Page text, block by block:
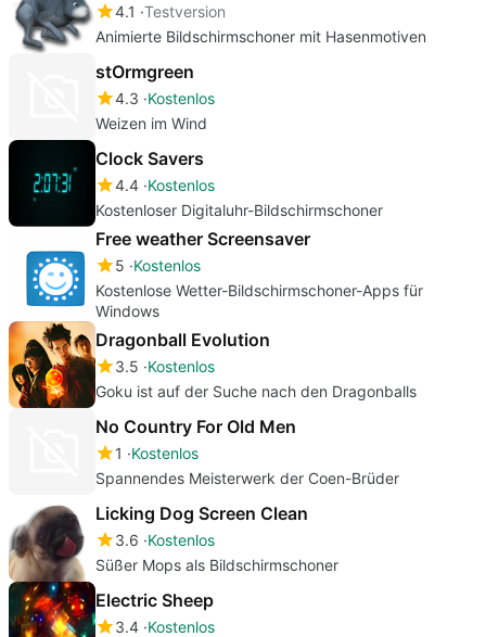
4.1 Testversion
Animierte Bildschirmschoner mit Hasenmotiven
stOrmgreen
4.3 Kostenlos
Weizen im Wind
Clock Savers
4.4 Kostenlos
Kostenloser Digitaluhr-Bildschirmschoner
Free weather Screensaver
5 Kostenlos
Kostenlose Wetter-Bildschirmschoner-Apps für
Windows
Dragonball Evolution
3.5 Kostenlos
Goku ist auf der Suche nach den Dragonballs
No Country For Old Men
1
Kostenlos
Spannendes Meisterwerk der Coen-Brüder
Licking Dog Screen Clean
3.6 Kostenlos
Süßer Mops als Bildschirmschoner
Electric Sheep
3.4 Kostenlos